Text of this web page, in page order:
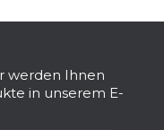
werden Ihnen
in unserem E-